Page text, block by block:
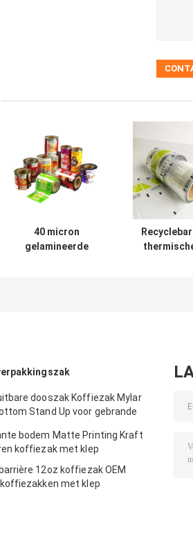
40 micron
gelamineerde
dooszak Koffiezak Mylar
Stand Up voor gebrande
bodem Matte Printing Kraft
koffiezak met klep
12oz koffiezak OEM
met klep